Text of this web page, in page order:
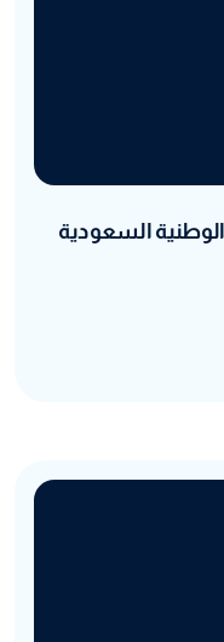
السعودية